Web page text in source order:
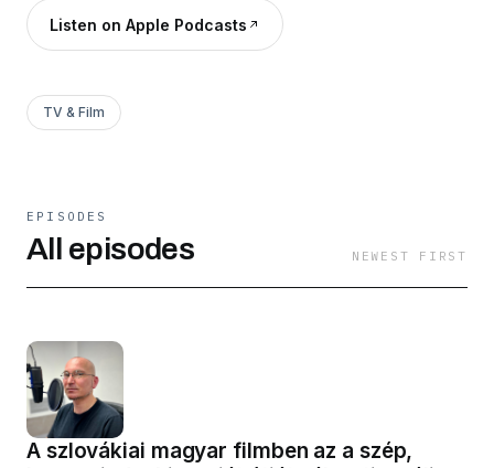
Listen on Apple Podcasts
TV & Film
EPISODES
All episodes NEWEST FIRST
A szlovákiai magyar filmben az a szép,